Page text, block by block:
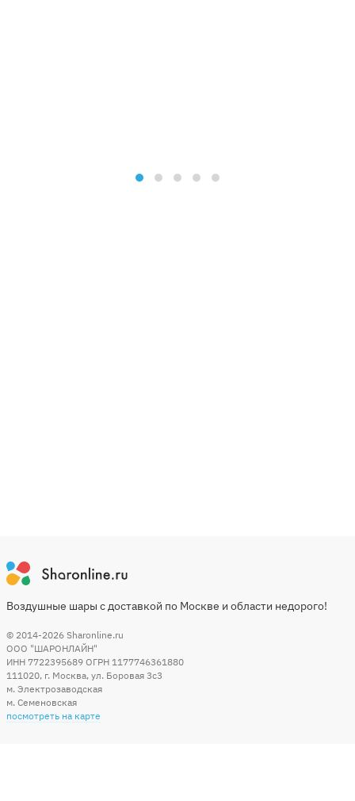
Воздушные шары с доставкой по Москве и области недорого!
© 2014-2026 Sharonline.ru
ООО "ШАРОНЛАЙН"
ИНН 7722395689 ОГРН 1177746361880
111020, г. Москва, ул. Боровая 3c3
м. Электрозаводская
м. Семеновская
посмотреть на карте